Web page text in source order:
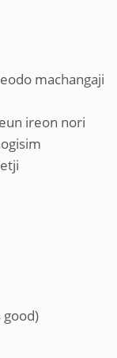
machangaji
ireon nori
good)